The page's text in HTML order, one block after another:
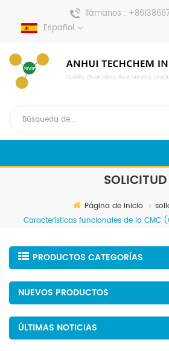
llámanos :
enviar un mensaje :
Español
SOLICITUD
Página de inicio
Características funcionales de la CMC
PRODUCTOS CATEGORÍAS
NUEVOS PRODUCTOS
ÚLTIMAS NOTICIAS